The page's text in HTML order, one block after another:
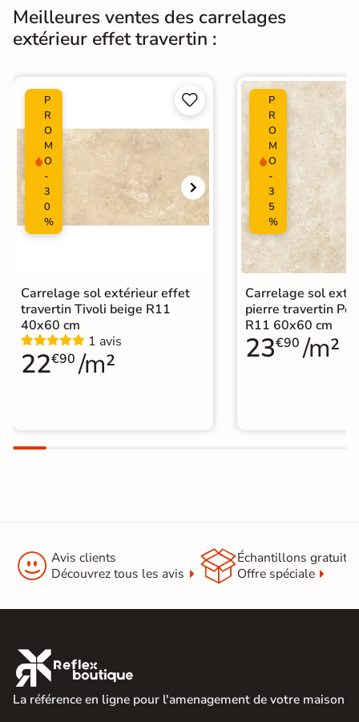
Type de pose Pose collée
Catégories
Carrelage Beige
Carrelage travertin extérieur 10mm
Carrelage 50x50 cm
|
Carrelage intérieur / extérieur
identique
Meilleures ventes des carrelages
extérieur effet travertin :
P
R
O
M
O
-
3
0
%


Carrelage sol extérieur effet
travertin Tivoli beige R11
40x60 cm
1 avis
22€90 /m²
P
R
O
M
O
-
3
5
%
Carrelage sol
pierre travertin
R11 60x60 cm
23€90 /m²
 Avis clients
Découvrez tous les avis
Échantillons gratuit
Offre spéciale

La référence en ligne pour l'amenagement de votre maison